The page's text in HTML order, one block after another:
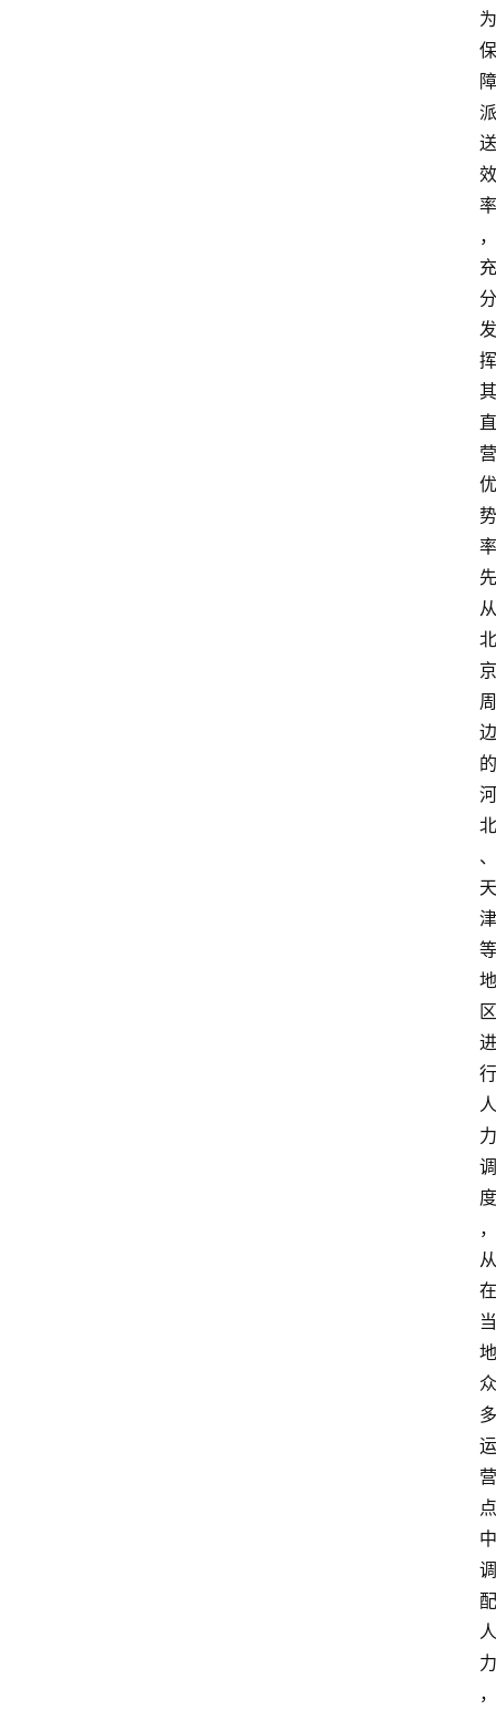
为
保
障
派
送
效
率
，
充
分
发
挥
其
直
营
优
势
率
先
从
北
京
周
边
的
河
北
、
天
津
等
地
区
进
行
人
力
调
度
，
从
在
当
地
众
多
运
营
点
中
调
配
人
力
，